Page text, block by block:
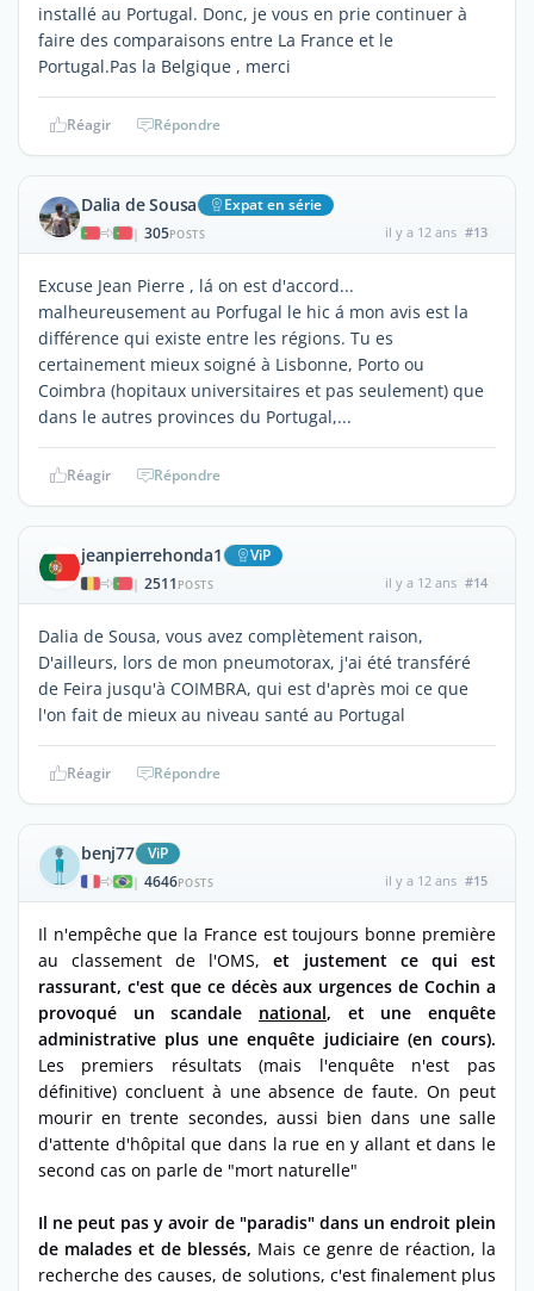
installé au Portugal. Donc, je vous en prie continuer à
faire des comparaisons entre La France et le
Portugal.Pas la Belgique , merci
Réagir Répondre
Dalia de Sousa Expat en série
| 305POSTS il y a 12 ans #13
Excuse Jean Pierre , lá on est d'accord...
malheureusement au Porfugal le hic á mon avis est la
différence qui existe entre les régions. Tu es
certainement mieux soigné à Lisbonne, Porto ou
Coimbra (hopitaux universitaires et pas seulement) que
dans le autres provinces du Portugal,...
Réagir Répondre
jeanpierrehonda1 ViP
| 2511 POSTS il y a 12 ans #14
Dalia de Sousa, vous avez complètement raison,
D'ailleurs, lors de mon pneumotorax, j'ai été transféré
de Feira jusqu'à COIMBRA, qui est d'après moi ce que
l'on fait de mieux au niveau santé au Portugal
Réagir Répondre
benj77 ViP
| 4646POSTS il y a 12 ans #15
Il n'empêche que la France est toujours bonne première
au classement de l'OMS,et justement ce qui est
rassurant, c'est que ce décès aux urgences de Cochin a
provoqué un scandale national, et une enquête
administrative plus une enquête judiciaire (en cours).
Les premiers résultats (mais l'enquête n'est pas
définitive) concluent à une absence de faute. On peut
mourir en trente secondes, aussi bien dans une salle
d'attente d'hôpital que dans la rue en y allant et dans le
second cas on parle de "mort naturelle"
Il ne peut pas y avoir de "paradis" dans un endroit plein
de malades et de blessés, Mais ce genre de réaction, la
recherche des causes, de solutions, c'est finalement plus